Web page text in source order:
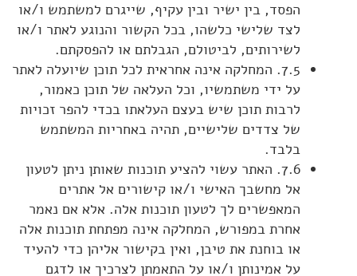
הפסד, בין ישיר ובין עקיף, שייגרם למשתמש ו/או
לצד שלישי כלשהו, בכל הקשור והנוגע לאתר ו/או
לשירותים, לביטולם, הגבלתם או להפסקתם.
7.5. המחלקה אינה אחראית לכל תוכן שיועלה לאתר
על ידי משתמשיו, וכל העלאה של תוכן כאמור,
לרבות תוכן שיש בעצם העלאתו בכדי להפר זכויות
של צדדים שלישיים, תהיה באחריות המשתמש
בלבד.
7.6. האתר עשוי להציע תוכנות שאותן ניתן לטעון
אל מחשבך האישי ו/או קישורים אל אתרים
המאפשרים לך לטעון תוכנות אלה. אלא אם נאמר
אחרת במפורש, המחלקה אינה מפתחת תוכנות אלה
או בוחנת את טיבן, ואין בקישור אליהן כדי להעיד
על אמינותן ו/או על התאמתן לצרכיך או לדגם